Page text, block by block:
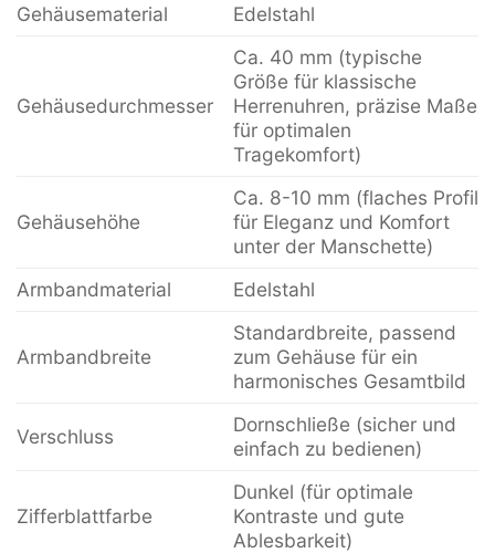
Gehäusematerial
Edelstahl
Gehäusedurchmesser
Ca. 40 mm (typische
Größe für klassische
Herrenuhren, präzise Maße
für optimalen
Tragekomfort)
Gehäusehöhe
Ca. 8-10 mm (flaches Profil
für Eleganz und Komfort
unter der Manschette)
Armbandmaterial
Edelstahl
Armbandbreite
Standardbreite, passend
zum Gehäuse für ein
harmonisches Gesamtbild
Verschluss
Dornschließe (sicher und
einfach zu bedienen)
Zifferblattfarbe
Dunkel (für optimale
Kontraste und gute
Ablesbarkeit)